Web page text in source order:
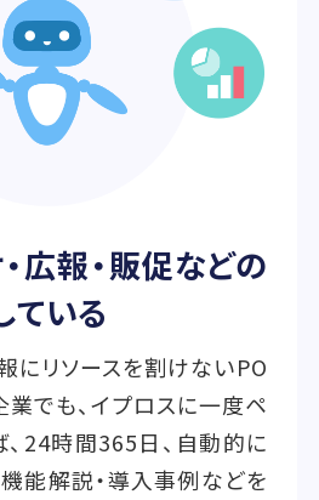
広報・販促などの
ている
にリソースを割けないPO
業でも、イプロスに一度ペ
24時間365日、自動的に
能解説・導入事例などを